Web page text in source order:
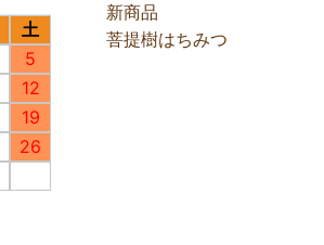
土
5
12
19
26
新商品
菩提樹はちみつ